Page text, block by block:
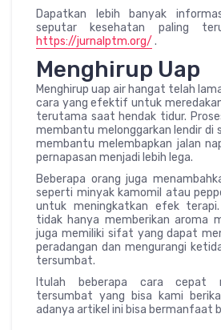
Dapatkan lebih banyak
seputar kesehatan paling
https://jurnalptm.org/ .
Menghirup Uap
Menghirup uap air hangat telah
cara yang efektif untuk
terutama saat hendak tidur.
membantu melonggarkan lendir di
membantu melembapkan jalan
pernapasan menjadi lebih lega.
Beberapa orang juga
seperti minyak kamomil atau
untuk meningkatkan efek
tidak hanya memberikan aroma
juga memiliki sifat yang dapat
peradangan dan mengurangi
tersumbat.
Itulah beberapa cara cepat
tersumbat yang bisa kami
adanya artikel ini bisa bermanfaat